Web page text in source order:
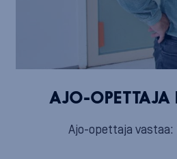
AJO-OPETTAJA
Ajo-opettaja